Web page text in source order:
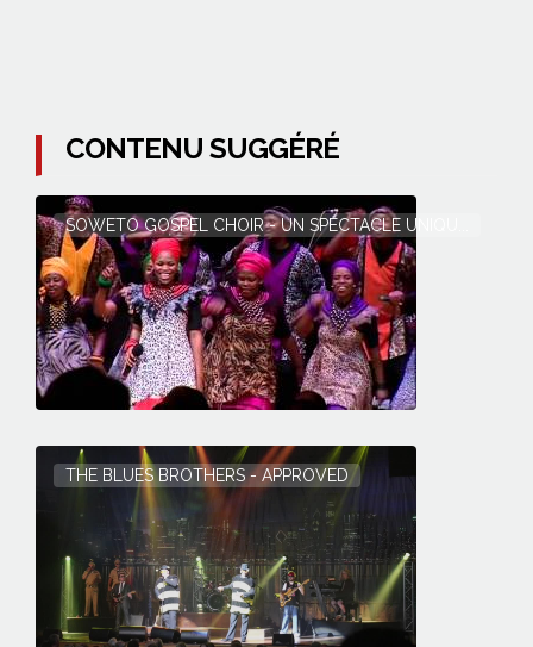
CONTENU SUGGÉRÉ
SOWETO GOSPEL CHOIR - UN SPECTACLE UNIQU...
THE BLUES BROTHERS - APPROVED